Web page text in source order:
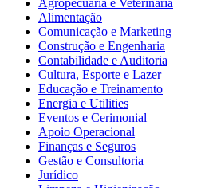
Agropecuária e Veterinária
Alimentação
Comunicação e Marketing
Construção e Engenharia
Contabilidade e Auditoria
Cultura, Esporte e Lazer
Educação e Treinamento
Energia e Utilities
Eventos e Cerimonial
Apoio Operacional
Finanças e Seguros
Gestão e Consultoria
Jurídico